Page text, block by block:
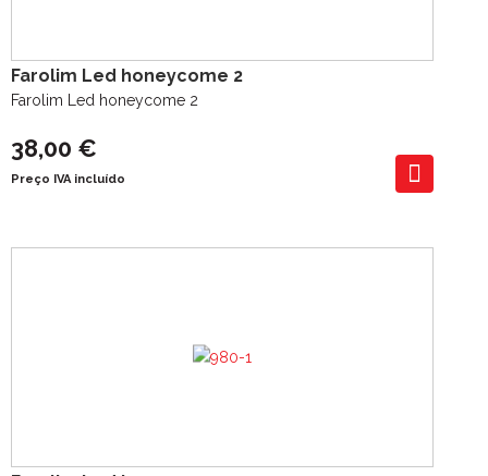
Farolim Led honeycome 2
Farolim Led honeycome 2
38,00 €
Preço IVA incluído